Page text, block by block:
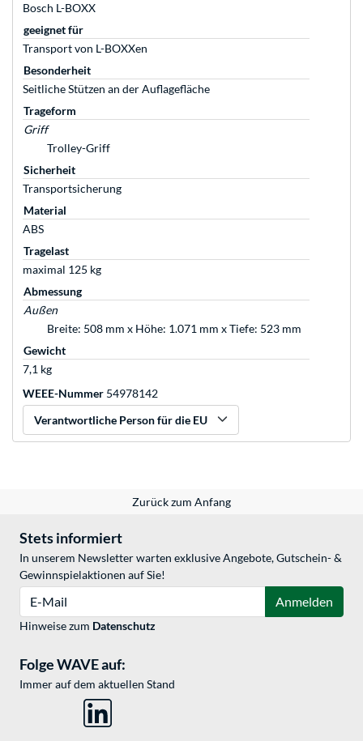
Bosch L-BOXX
geeignet für
Transport von L-BOXXen
Besonderheit
Seitliche Stützen an der Auflagefläche
Trageform
Griff
Trolley-Griff
Sicherheit
Transportsicherung
Material
ABS
Tragelast
maximal 125 kg
Abmessung
Außen
Breite: 508 mm x Höhe: 1.071 mm x Tiefe: 523 mm
Gewicht
7,1 kg
WEEE-Nummer 54978142
Verantwortliche Person für die EU
Zurück zum Anfang
Stets informiert
In unserem Newsletter warten exklusive Angebote, Gutschein- &
Gewinnspielaktionen auf Sie!
Anmelden
Hinweise zum Datenschutz
Folge WAVE auf:
Immer auf dem aktuellen Stand